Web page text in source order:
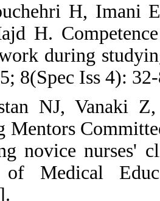
6. Manouchehri H,
Alavi-Majd H.
clinical work
life. 2015; 8(Spec
7. Golestan NJ,
"Nursing Mentors
improving novice
Journal of
[Persian].